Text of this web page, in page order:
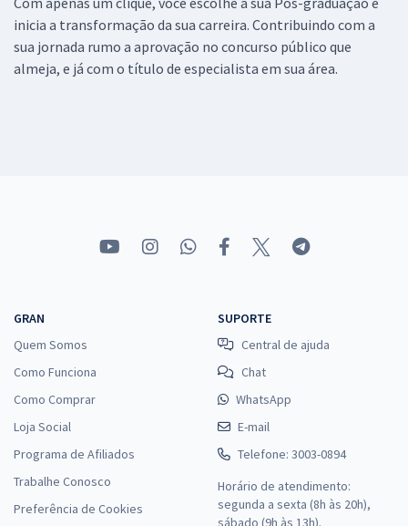
inicia a transformação da sua carreira. Contribuindo com a
sua jornada rumo a aprovação no concurso público que
almeja, e já com o título de especialista em sua área.
GRAN
Quem Somos
Como Funciona
Como Comprar
Loja Social
Programa de Afiliados
Trabalhe Conosco
Preferência de Cookies
SUPORTE
Central de ajuda
Chat
WhatsApp
E-mail
Telefone: 3003-0894
Horário de atendimento:
segunda a sexta (8h às 20h),
sábado (9h às 13h).